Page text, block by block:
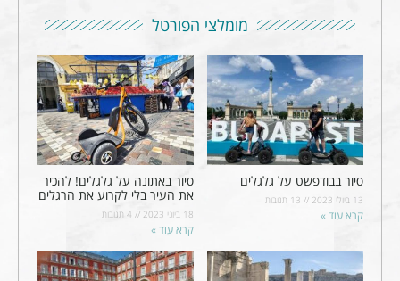
מומלצי הפורטל
סיור בבודפשט על גלגלים
13 ביולי 2023
קרא עוד »
סיור באתונה על גלגלים! להכיר
את העיר בלי לקרוע את הרגלים
18 ביוני 2023
קרא עוד »